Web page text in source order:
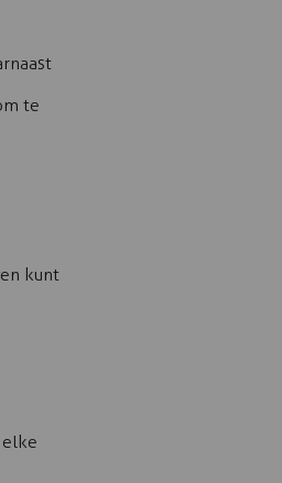
te
kunt